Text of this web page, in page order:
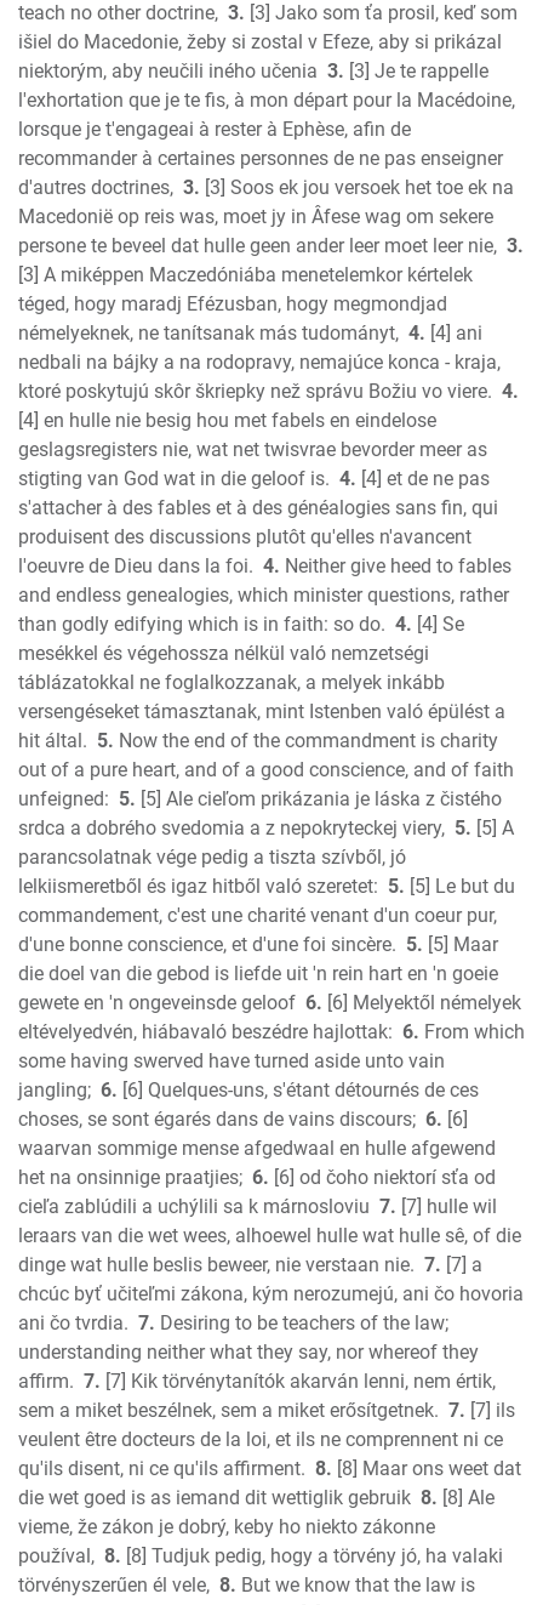
Nahum
Habakkuk
Zephaniah
Haggai
Zechariah
New Testament
Malachi
Matthew
Mark
Luke
John
Acts
Romans
1 Corinthians
2 Corinthians
Galatians
Ephesians
Phillipians
Colossians
1 Thess.
2 Thess.
1 Timothy
2 Timothy
Titus
Philemon
Hebrews
James
1 Peter
2 Peter
1 John
2 John
3 John
Jude
Revelation
teach no other doctrine, 3. [3] Jako som ťa prosil, keď som
išiel do Macedonie, žeby si zostal v Efeze, aby si prikázal
niektorým, aby neučili iného učenia 3. [3] Je te rappelle
l'exhortation que je te fis, à mon départ pour la Macédoine,
lorsque je t'engageai à rester à Ephèse, afin de
recommander à certaines personnes de ne pas enseigner
d'autres doctrines, 3. [3] Soos ek jou versoek het toe ek na
Macedonië op reis was, moet jy in Âfese wag om sekere
persone te beveel dat hulle geen ander leer moet leer nie, 3.
[3] A miképpen Maczedóniába menetelemkor kértelek
téged, hogy maradj Efézusban, hogy megmondjad
némelyeknek, ne tanítsanak más tudományt, 4. [4] ani
nedbali na bájky a na rodopravy, nemajúce konca - kraja,
ktoré poskytujú skôr škriepky než správu Božiu vo viere. 4.
[4] en hulle nie besig hou met fabels en eindelose
geslagsregisters nie, wat net twisvrae bevorder meer as
stigting van God wat in die geloof is. 4. [4] et de ne pas
s'attacher à des fables et à des généalogies sans fin, qui
produisent des discussions plutôt qu'elles n'avancent
l'oeuvre de Dieu dans la foi. 4. Neither give heed to fables
and endless genealogies, which minister questions, rather
than godly edifying which is in faith: so do. 4. [4] Se
mesékkel és végehossza nélkül való nemzetségi
táblázatokkal ne foglalkozzanak, a melyek inkább
versengéseket támasztanak, mint Istenben való épülést a
hit által. 5. Now the end of the commandment is charity
out of a pure heart, and of a good conscience, and of faith
unfeigned: 5. [5] Ale cieľom prikázania je láska z čistého
srdca a dobrého svedomia a z nepokryteckej viery, 5. [5] A
parancsolatnak vége pedig a tiszta szívből, jó
lelkiismeretből és igaz hitből való szeretet: 5. [5] Le but du
commandement, c'est une charité venant d'un coeur pur,
d'une bonne conscience, et d'une foi sincère. 5. [5] Maar
die doel van die gebod is liefde uit 'n rein hart en 'n goeie
gewete en 'n ongeveinsde geloof 6. [6] Melyektől némelyek
eltévelyedvén, hiábavaló beszédre hajlottak: 6. From which
some having swerved have turned aside unto vain
jangling; 6. [6] Quelques-uns, s'étant détournés de ces
choses, se sont égarés dans de vains discours; 6. [6]
waarvan sommige mense afgedwaal en hulle afgewend
het na onsinnige praatjies; 6. [6] od čoho niektorí sťa od
cieľa zablúdili a uchýlili sa k márnosloviu 7. [7] hulle wil
leraars van die wet wees, alhoewel hulle wat hulle sê, of die
dinge wat hulle beslis beweer, nie verstaan nie. 7. [7] a
chcúc byť učiteľmi zákona, kým nerozumejú, ani čo hovoria
ani čo tvrdia. 7. Desiring to be teachers of the law;
understanding neither what they say, nor whereof they
affirm. 7. [7] Kik törvénytanítók akarván lenni, nem értik,
sem a miket beszélnek, sem a miket erősítgetnek. 7. [7] ils
veulent être docteurs de la loi, et ils ne comprennent ni ce
qu'ils disent, ni ce qu'ils affirment. 8. [8] Maar ons weet dat
die wet goed is as iemand dit wettiglik gebruik 8. [8] Ale
vieme, že zákon je dobrý, keby ho niekto zákonne
používal, 8. [8] Tudjuk pedig, hogy a törvény jó, ha valaki
törvényszerűen él vele, 8. But we know that the law is